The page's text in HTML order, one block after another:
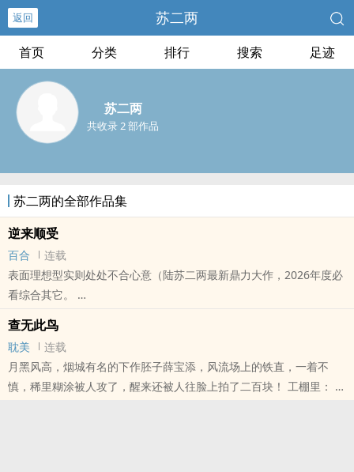
返回 苏二两
首页 分类 排行 搜索 足迹
苏二两
共收录 2 部作品
苏二两的全部作品集
逆来顺受
百合
连载
表面理想型实则处处不合心意（陆苏二两最新鼎力大作，2026年度必
看综合其它。
您QQ群和微博里的朋友推荐哦！
查无此鸟
耽美
连载
月黑风高，烟城有名的下作胚子薛宝添，风流场上的铁直，一着不
慎，稀里糊涂被人攻了，醒来还被人往脸上拍了二百块！ 工棚里： 高